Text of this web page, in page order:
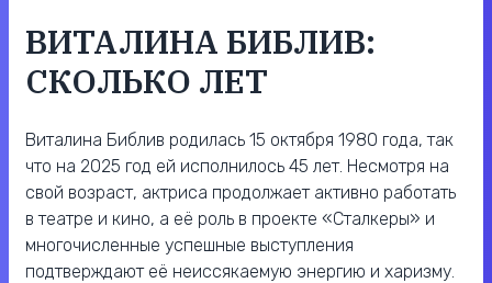
ВИТАЛИНА БИБЛИВ:
СКОЛЬКО ЛЕТ
Виталина Библив родилась 15 октября 1980 года, так
что на 2025 год ей исполнилось 45 лет. Несмотря на
свой возраст, актриса продолжает активно работать
в театре и кино, а её роль в проекте «Сталкеры» и
многочисленные успешные выступления
подтверждают её неиссякаемую энергию и харизму.